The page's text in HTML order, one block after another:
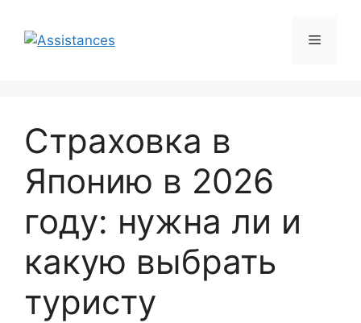
содержимому
Меню
Страховка в
Японию в 2026
году: нужна ли и
какую выбрать
туристу